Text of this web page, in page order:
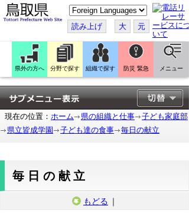
こ
の
ペ
ー
ジ
翻
訳
す
る
読み上げ 大 元
県外の方へ 分野で探す 組織で探す 防災 緊急 メニュー
現在の位置： ホーム 県の組織と仕事
子ども家庭部
県立皆成学園
子ども達の食事 毎日の献立
毎日の献立
もどる ｜